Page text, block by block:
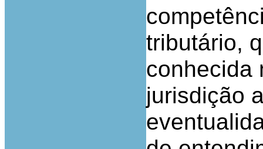
tributário,
conhecida
jurisdição